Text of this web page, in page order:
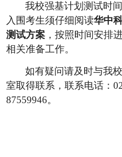
我校强基计划测试时
入围考生须仔细阅读华中
测试方案 ，按照时间安排
相关准备工作。
如有疑问请及时与我
室取得联系，联系电话：
87559946。